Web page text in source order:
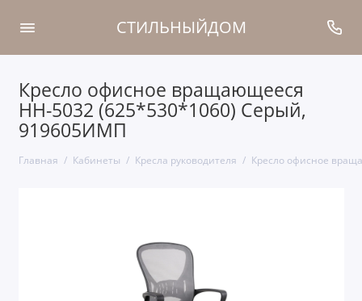
СТИЛЬНЫЙДОМ
Кресло офисное вращающееся
НН-5032 (625*530*1060) Серый,
919605ИМП
Главная Кабинеты Кресла руководителя Кресло офисное